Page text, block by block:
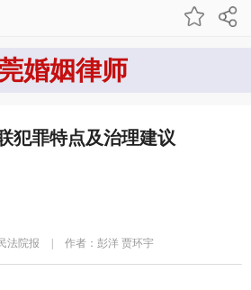
婚姻律师
犯罪特点及治理建议
法院报 作者：彭洋 贾环宇